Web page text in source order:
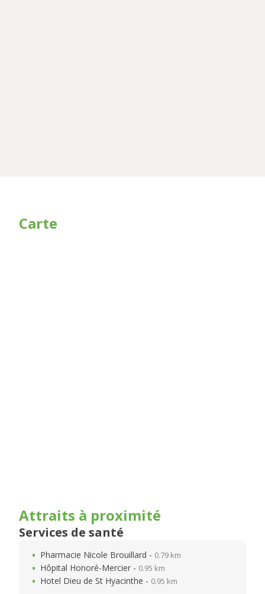
Carte
Attraits à proximité
Services de santé
Pharmacie Nicole Brouillard - 0.79 km
Hôpital Honoré-Mercier - 0.95 km
Hotel Dieu de St Hyacinthe - 0.95 km